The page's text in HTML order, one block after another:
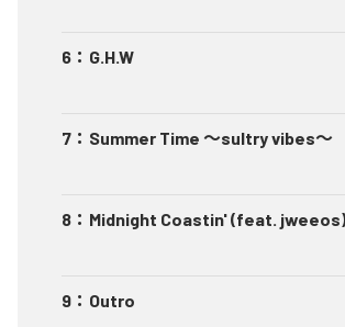
6 ： G.H.W
7 ： Summer Time 〜sultry vibes〜
8 ： Midnight Coastin' (feat. jweeos)
9 ： Outro